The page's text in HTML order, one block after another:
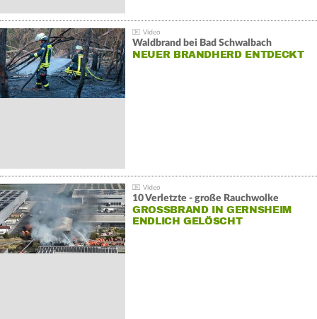
Waldbrand bei Bad Schwalbach
NEUER BRANDHERD ENTDECKT
10 Verletzte - große Rauchwolke
GROSSBRAND IN GERNSHEIM E
NDLICH GELÖSCHT